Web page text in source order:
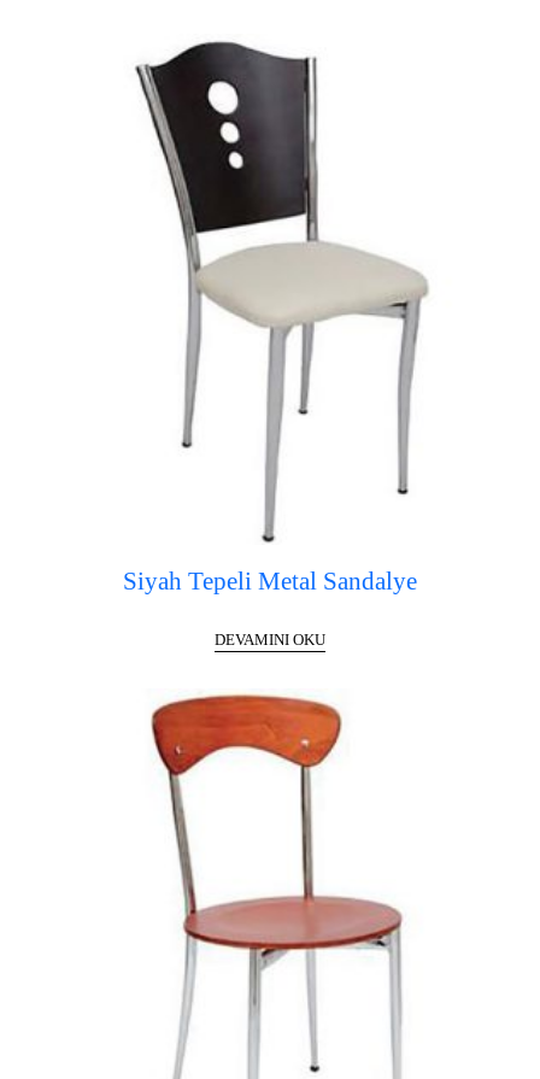
Siyah Tepeli Metal Sandalye
DEVAMINI OKU